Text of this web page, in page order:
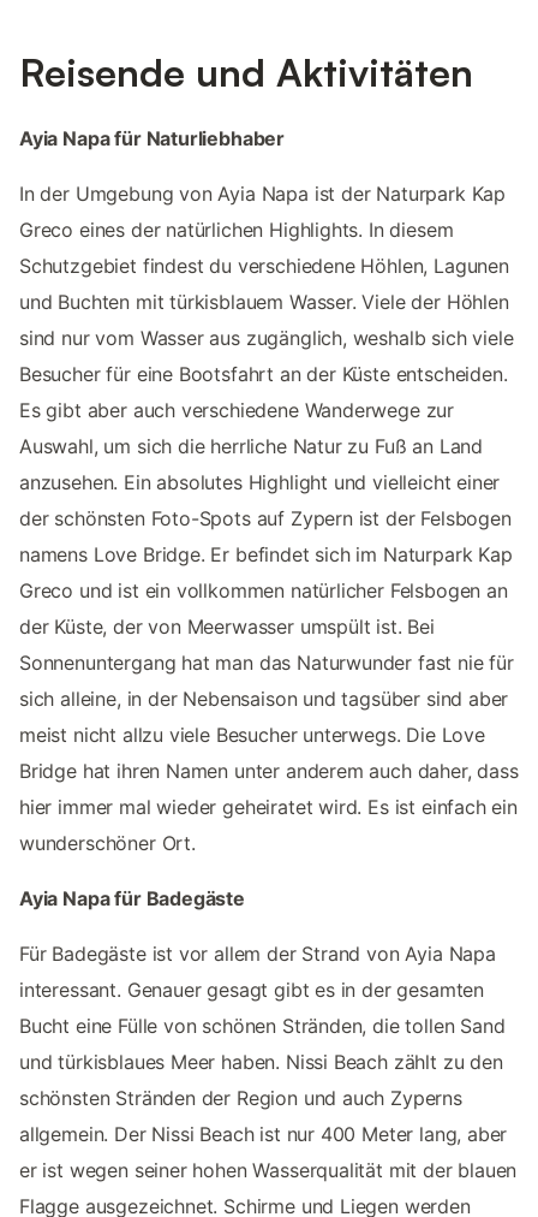
Reisende und Aktivitäten
Ayia Napa für Naturliebhaber
In der Umgebung von Ayia Napa ist der Naturpark Kap
Greco eines der natürlichen Highlights. In diesem
Schutzgebiet findest du verschiedene Höhlen, Lagunen
und Buchten mit türkisblauem Wasser. Viele der Höhlen
sind nur vom Wasser aus zugänglich, weshalb sich viele
Besucher für eine Bootsfahrt an der Küste entscheiden.
Es gibt aber auch verschiedene Wanderwege zur
Auswahl, um sich die herrliche Natur zu Fuß an Land
anzusehen. Ein absolutes Highlight und vielleicht einer
der schönsten Foto-Spots auf Zypern ist der Felsbogen
namens Love Bridge. Er befindet sich im Naturpark Kap
Greco und ist ein vollkommen natürlicher Felsbogen an
der Küste, der von Meerwasser umspült ist. Bei
Sonnenuntergang hat man das Naturwunder fast nie für
sich alleine, in der Nebensaison und tagsüber sind aber
meist nicht allzu viele Besucher unterwegs. Die Love
Bridge hat ihren Namen unter anderem auch daher, dass
hier immer mal wieder geheiratet wird. Es ist einfach ein
wunderschöner Ort.
Ayia Napa für Badegäste
Für Badegäste ist vor allem der Strand von Ayia Napa
interessant. Genauer gesagt gibt es in der gesamten
Bucht eine Fülle von schönen Stränden, die tollen Sand
und türkisblaues Meer haben. Nissi Beach zählt zu den
schönsten Stränden der Region und auch Zyperns
allgemein. Der Nissi Beach ist nur 400 Meter lang, aber
er ist wegen seiner hohen Wasserqualität mit der blauen
Flagge ausgezeichnet. Schirme und Liegen werden